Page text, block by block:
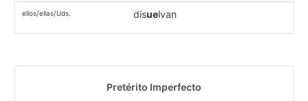
ellos/ellas/Uds. disuelvan
Pretérito Imperfecto